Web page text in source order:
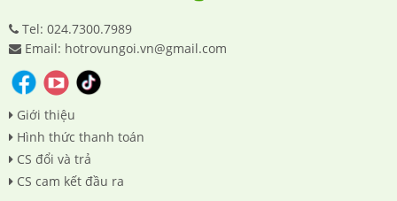
Tel: 024.7300.7989
Email: hotrovungoi.vn@gmail.com
Giới thiệu
Hình thức thanh toán
CS đổi và trả
CS cam kết đầu ra